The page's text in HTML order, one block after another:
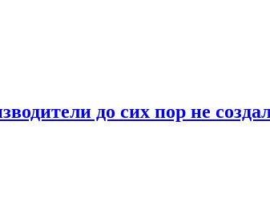
до сих пор не